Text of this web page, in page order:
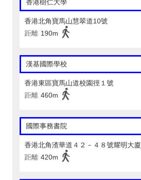
香港樹仁大學
香港北角寶馬山慧翠道10號
距離 190m
漢基國際學校
香港東區寶馬山道校園徑１號
距離 460m
國際事務書院
香港北角渣華道４２－４８號耀明大廈
距離 420m